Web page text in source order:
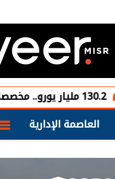
العاصمة الإدارية